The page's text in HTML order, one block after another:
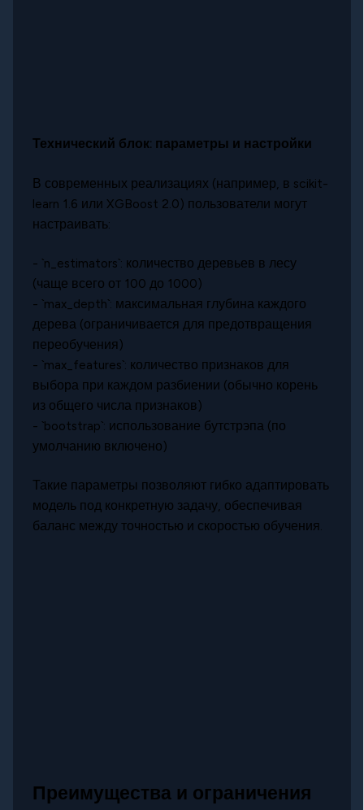
Технический блок: параметры и настройки
В современных реализациях (например, в scikit-
learn 1.6 или XGBoost 2.0) пользователи могут
настраивать:
- `n_estimators`: количество деревьев в лесу
(чаще всего от 100 до 1000)
- `max_depth`: максимальная глубина каждого
дерева (ограничивается для предотвращения
переобучения)
- `max_features`: количество признаков для
выбора при каждом разбиении (обычно корень
из общего числа признаков)
- `bootstrap`: использование бутстрэпа (по
умолчанию включено)
Такие параметры позволяют гибко адаптировать
модель под конкретную задачу, обеспечивая
баланс между точностью и скоростью обучения.
Преимущества и ограничения